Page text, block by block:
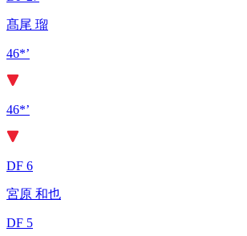
髙尾 瑠
46*’
46*’
DF 6
宮原 和也
DF 5